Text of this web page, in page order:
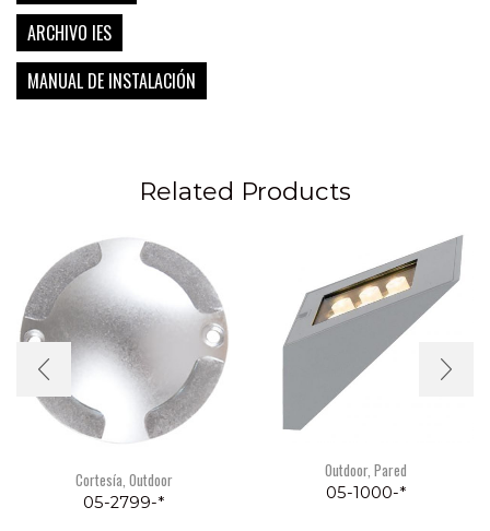
ARCHIVO IES
MANUAL DE INSTALACIÓN
Related Products
Cortesía, Outdoor
05-2799-*
Outdoor,Pared
05-1000-*